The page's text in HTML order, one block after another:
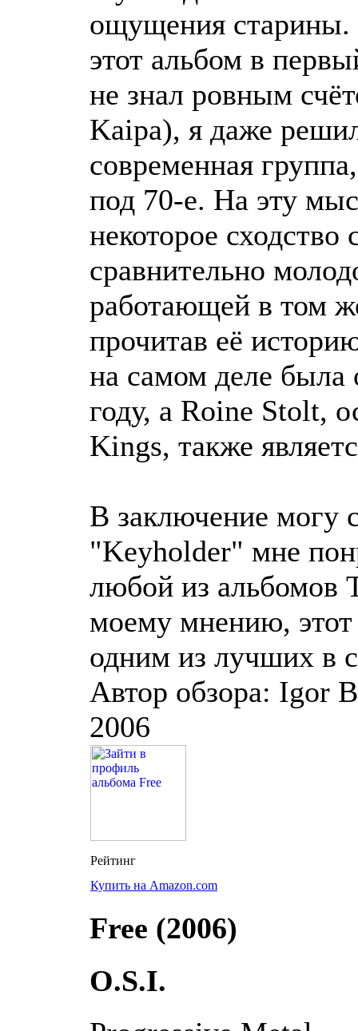
ощущения старины.
этот альбом в
не знал ровным
Kaipa), я даже
современная
под 70-е. На эту
некоторое
сравнительно
работающей в том
прочитав её
на самом деле была
году, а Roine Stolt,
Kings, также
В заключение могу
"Keyholder" мне
любой из альбомов
моему мнению, этот
одним из лучших в
Автор обзора: Igor
2006
Купить на Amazon.com
Free (2006)
O.S.I.